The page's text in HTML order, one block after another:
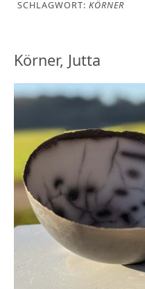
SCHLAGWORT: KÖRNER
Körner, Jutta